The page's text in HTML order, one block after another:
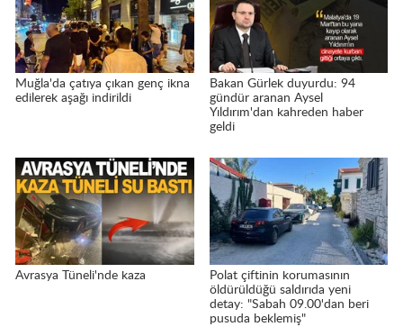
Muğla'da çatıya çıkan genç ikna
edilerek aşağı indirildi
Bakan Gürlek duyurdu: 94
gündür aranan Aysel
Yıldırım'dan kahreden haber
geldi
Avrasya Tüneli'nde kaza
Polat çiftinin korumasının
öldürüldüğü saldırıda yeni
detay: "Sabah 09.00'dan beri
pusuda beklemiş"